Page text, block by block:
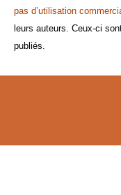
pas d’utilisation
leurs auteurs. Ceux-ci
publiés.